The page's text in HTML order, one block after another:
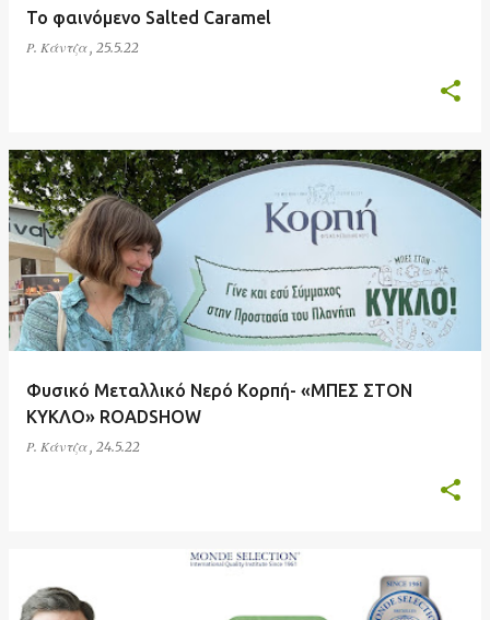
Το φαινόμενο Salted Caramel
Ρ. Κάντζα , 25.5.22
Φυσικό Μεταλλικό Νερό Κορπή- «ΜΠΕΣ ΣΤΟΝ
ΚΥΚΛΟ» ROADSHOW
Ρ. Κάντζα , 24.5.22